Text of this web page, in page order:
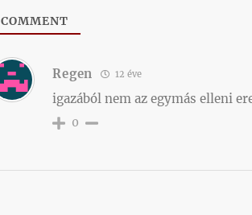
COMMENT
Regen 12 éve
igazából nem az egymás elleni
0